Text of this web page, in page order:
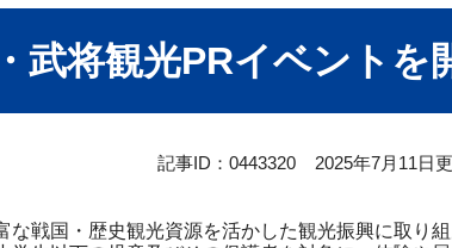
武将観光PRイベントを
記事ID：0443320 2025年7月11日
戦国・歴史観光資源を活かした観光振興に取り組